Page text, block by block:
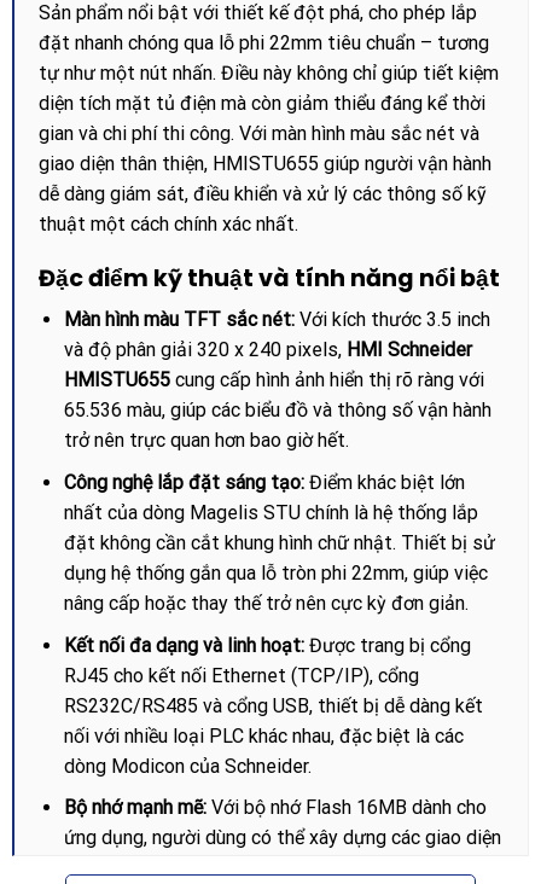
Sản phẩm nổi bật với thiết kế đột phá, cho phép lắp
đặt nhanh chóng qua lỗ phi 22mm tiêu chuẩn – tương
tự như một nút nhấn. Điều này không chỉ giúp tiết kiệm
diện tích mặt tủ điện mà còn giảm thiểu đáng kể thời
gian và chi phí thi công. Với màn hình màu sắc nét và
giao diện thân thiện, HMISTU655 giúp người vận hành
dễ dàng giám sát, điều khiển và xử lý các thông số kỹ
thuật một cách chính xác nhất.
Đặc điểm kỹ thuật và tính năng nổi bật
Màn hình màu TFT sắc nét:Với kích thước 3.5 inch
và độ phân giải 320 x 240 pixels, HMI Schneider
HMISTU655cung cấp hình ảnh hiển thị rõ ràng với
65.536 màu, giúp các biểu đồ và thông số vận hành
trở nên trực quan hơn bao giờ hết.
Công nghệ lắp đặt sáng tạo:Điểm khác biệt lớn
nhất của dòng Magelis STU chính là hệ thống lắp
đặt không cần cắt khung hình chữ nhật. Thiết bị sử
dụng hệ thống gắn qua lỗ tròn phi 22mm, giúp việc
nâng cấp hoặc thay thế trở nên cực kỳ đơn giản.
Kết nối đa dạng và linh hoạt:Được trang bị cổng
RJ45 cho kết nối Ethernet (TCP/IP), cổng
RS232C/RS485 và cổng USB, thiết bị dễ dàng kết
nối với nhiều loại PLC khác nhau, đặc biệt là các
dòng Modicon của Schneider.
Bộ nhớ mạnh mẽ:Với bộ nhớ Flash 16MB dành cho
ứng dụng, người dùng có thể xây dựng các giao diện